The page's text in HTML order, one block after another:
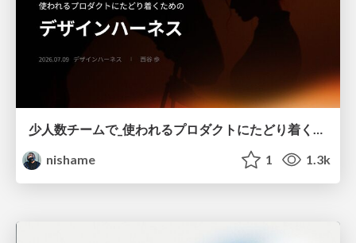
nishame
1 1.3k